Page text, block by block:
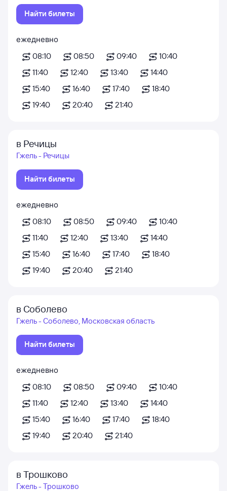
Найти билеты
ежедневно
08:10
08:50 09:40
10:40
11:40
12:40 13:40
14:40
15:40
16:40 17:40
18:40
19:40
20:40 21:40
в Речицы
Гжель - Речицы
Найти билеты
ежедневно
08:10
08:50 09:40
10:40
11:40
12:40 13:40
14:40
15:40
16:40 17:40
18:40
19:40
20:40 21:40
в Соболево
Гжель - Соболево, Московская область
Найти билеты
ежедневно
08:10
08:50 09:40
10:40
11:40
12:40 13:40
14:40
15:40
16:40 17:40
18:40
19:40
20:40 21:40
в Трошково
Гжель - Трошково